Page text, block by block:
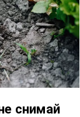
снимай